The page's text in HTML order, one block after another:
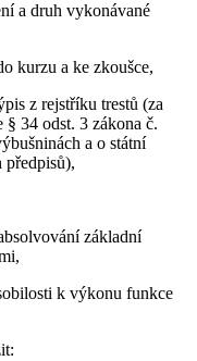
a druh vykonávané
kurzu a ke zkoušce,
z rejstříku trestů (za
§ 34 odst. 3 zákona č.
a o státní
předpisů),
základní
k výkonu funkce